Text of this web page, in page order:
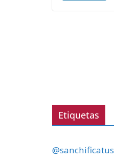
Etiquetas
@sanchificatus